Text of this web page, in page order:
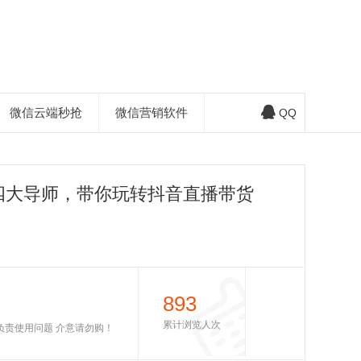
微信云端秒抢 微信营销软件 QQ
导师，带你玩转抖音直播带货
使用问题 介意请勿购！
893
累计浏览人次